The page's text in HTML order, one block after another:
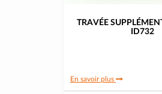
TRAVÉE
ID732
En savoir plus